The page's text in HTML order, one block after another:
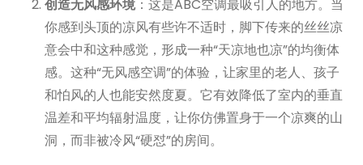
创造无风感环境：这是ABC空调最吸引人的地方。当
你感到头顶的凉风有些许不适时，脚下传来的丝丝凉
意会中和这种感觉，形成一种“天凉地也凉”的均衡体
感。这种“无风感空调”的体验，让家里的老人、孩子
和怕风的人也能安然度夏。它有效降低了室内的垂直
温差和平均辐射温度，让你仿佛置身于一个凉爽的山
洞，而非被冷风“硬怼”的房间。